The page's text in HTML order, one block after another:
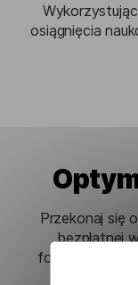
osiągnięcia
Przekonaj się
bezpłatnej
formularz